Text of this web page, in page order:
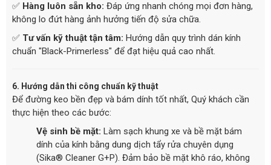
✅ Hàng luôn sẵn kho: Đáp ứng nhanh chóng mọi đơn hàng,
không lo đứt hàng ảnh hưởng tiến độ sửa chữa.
✅ Tư vấn kỹ thuật tận tâm: Hướng dẫn quy trình dán kính
chuẩn "Black-Primerless" để đạt hiệu quả cao nhất.
6. Hướng dẫn thi công chuẩn kỹ thuật
Để đường keo bền đẹp và bám dính tốt nhất, Quý khách cần
thực hiện theo các bước:
Vệ sinh bề mặt: Làm sạch khung xe và bề mặt bám
dính của kính bằng dung dịch tẩy rửa chuyên dụng
(Sika® Cleaner G+P). Đảm bảo bề mặt khô ráo, không